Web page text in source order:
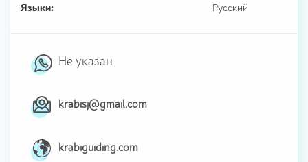
Языки:
Русский
Не указан
krabisj@gmail.com
krabiguiding.com